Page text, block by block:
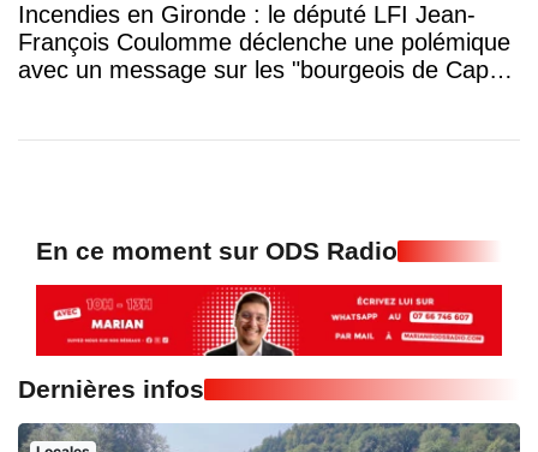
Incendies en Gironde : le député LFI Jean-
François Coulomme déclenche une polémique
avec un message sur les "bourgeois de Cap-
En ce moment sur ODS Radio
Dernières infos